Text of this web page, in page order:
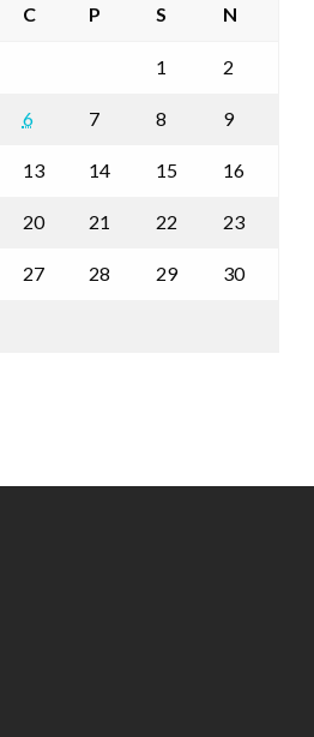
C P S N
1 2
6 7 8 9
13 14 15 16
20 21 22 23
27 28 29 30